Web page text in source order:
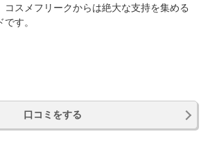
コスメフリークからは絶大な支持を集める
す。
口コミをする